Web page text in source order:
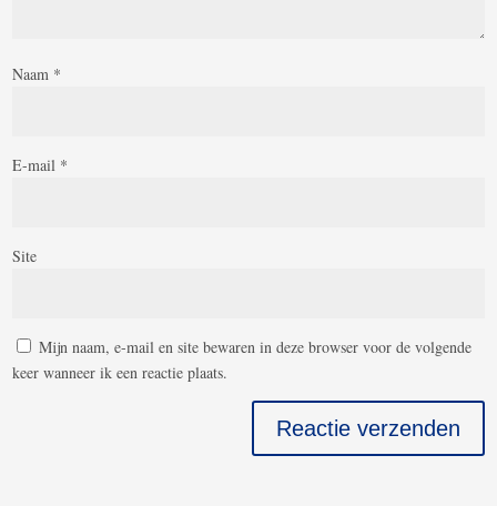
Naam *
E-mail *
Site
Mijn naam, e-mail en site bewaren in deze browser voor de volgende
keer wanneer ik een reactie plaats.